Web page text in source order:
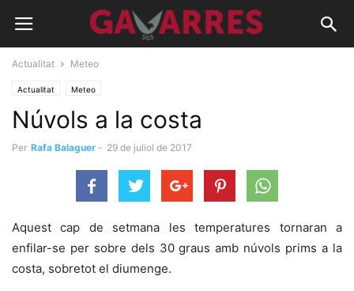
Actualitat Meteo
Actualitat Meteo
Núvols a la costa
Per Rafa Balaguer - 29 de juliol de 2017
Aquest cap de setmana les temperatures tornaran a
enfilar-se per sobre dels 30 graus amb núvols prims a la
costa, sobretot el diumenge.